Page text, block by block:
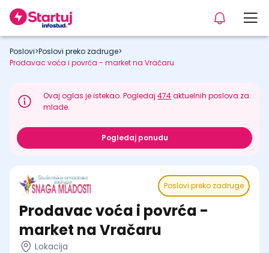
Poslovi>Poslovi preko zadruge>
Prodavac voća i povrća - market na Vračaru
Ovaj oglas je istekao. Pogledaj474aktuelnih poslova za
mlade.
Pogledaj ponudu
Poslovi preko zadruge
Prodavac voća i povrća -
market na Vračaru
Lokacija